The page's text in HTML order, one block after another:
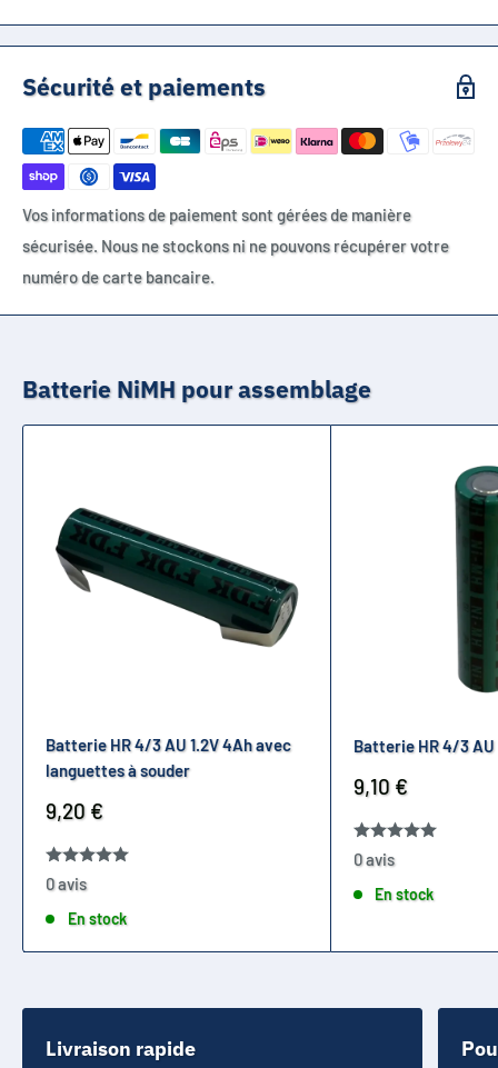
Sécurité et paiements
Vos informations de paiement sont gérées de manière
sécurisée. Nous ne stockons ni ne pouvons récupérer votre
numéro de carte bancaire.
Batterie NiMH pour assemblage
Batterie HR 4/3 AU 1.2V 4Ah avec
languettes à souder
Prix
réduit
9,20 €
0 avis
En stock
Batterie HR 4/3 AU
Prix
réduit
9,10 €
0 avis
En stock
Livraison rapide